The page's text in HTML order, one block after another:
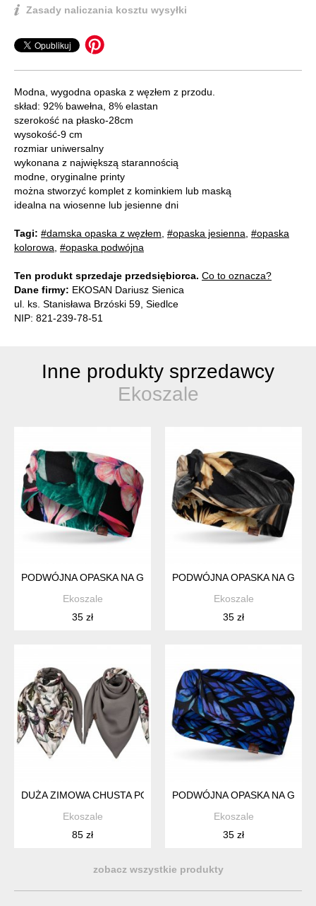
Zasady naliczania kosztu wysyłki
Modna, wygodna opaska z węzłem z przodu.
skład: 92% bawełna, 8% elastan
szerokość na płasko-28cm
wysokość-9 cm
rozmiar uniwersalny
wykonana z największą starannością
modne, oryginalne printy
można stworzyć komplet z kominkiem lub maską
idealna na wiosenne lub jesienne dni
Tagi: #damska opaska z węzłem #opaska jesienna #opaska
kolorowa #opaska podwójna
Ten produkt sprzedaje przedsiębiorca. Co to oznacza?
Dane firmy: EKOSAN Dariusz Sienica
ul. ks. Stanisława Brzóski 59, Siedlce
NIP: 821-239-78-51
Inne produkty sprzedawcy
Ekoszale
PODWÓJNA OPASKA NA GŁOWĘ Z WĘZŁEM
Ekoszale
35 zł
PODWÓJNA OPASKA NA
Ekoszale
35 zł
DUŻA ZIMOWA CHUSTA PODWÓJNA Z BAWEŁNY
Ekoszale
85 zł
PODWÓJNA OPASKA NA
Ekoszale
35 zł
zobacz wszystkie produkty